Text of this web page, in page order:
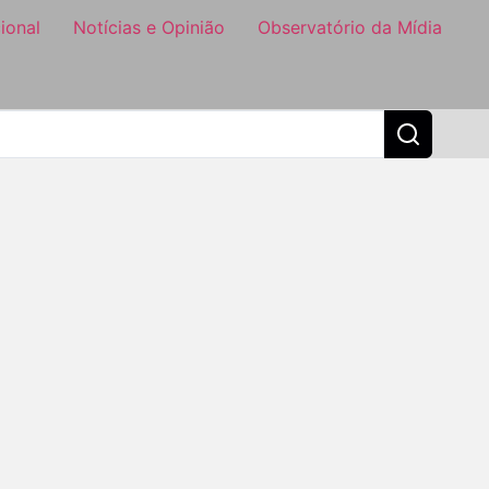
Notícias e Opinião Observatório da Mídia